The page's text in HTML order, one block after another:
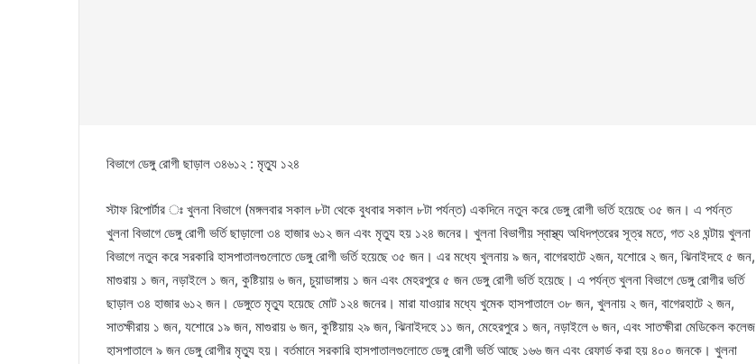
বিভাগে ডেঙ্গু রোগী ছাড়াল ৩৪৬১২ : মৃত্যু ১২৪
স্টাফ রিপোর্টার ঃ খুলনা বিভাগে (মঙ্গলবার সকাল ৮টা থেকে বুধবার সকাল ৮টা পর্যন্ত) একদিনে নতুন করে ডেঙ্গু রোগী ভর্তি হয়েছে ৩৫ জন। এ পর্যন্ত
খুলনা বিভাগে ডেঙ্গু রোগী ভর্তি ছাড়ালো ৩৪ হাজার ৬১২ জন এবং মৃত্যু হয় ১২৪ জনের। খুলনা বিভাগীয় স্বাস্থ্য অধিদপ্তরের সূত্র মতে, গত ২৪ ঘন্টায় খুলনা
বিভাগে নতুন করে সরকারি হাসপাতালগুলোতে ডেঙ্গু রোগী ভর্তি হয়েছে ৩৫ জন। এর মধ্যে খুলনায় ৯ জন, বাগেরহাটে ২জন, যশোরে ২ জন, ঝিনাইদহে ৫ জন,
মাগুরায় ১ জন, নড়াইলে ১ জন, কুষ্টিয়ায় ৬ জন, চুয়াডাঙ্গায় ১ জন এবং মেহরপুরে ৫ জন ডেঙ্গু রোগী ভর্তি হয়েছে। এ পর্যন্ত খুলনা বিভাগে ডেঙ্গু রোগীর ভর্তি
ছাড়াল ৩৪ হাজার ৬১২ জন। ডেঙ্গুতে মৃত্যু হয়েছে মোট ১২৪ জনের। মারা যাওয়ার মধ্যে খুমেক হাসপাতালে ৩৮ জন, খুলনায় ২ জন, বাগেরহাটে ২ জন,
সাতক্ষীরায় ১ জন, যশোরে ১৯ জন, মাগুরায় ৬ জন, কুষ্টিয়ায় ২৯ জন, ঝিনাইদহে ১১ জন, মেহেরপুরে ১ জন, নড়াইলে ৬ জন, এবং সাতক্ষীরা মেডিকেল কলেজ
হাসপাতালে ৯ জন ডেঙ্গু রোগীর মৃত্যু হয়। বর্তমানে সরকারি হাসপাতালগুলোতে ডেঙ্গু রোগী ভর্তি আছে ১৬৬ জন এবং রেফার্ড করা হয় ৪০০ জনকে। খুলনা